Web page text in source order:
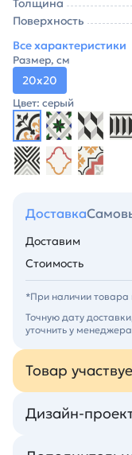
Толщина
Поверхность
Все характеристики
Размер, см
20х20
Цвет: серый
Доставка
Доставим
Стоимость
*При наличии товара
Точную дату
уточнить у менеджера
Товар
Дизайн-